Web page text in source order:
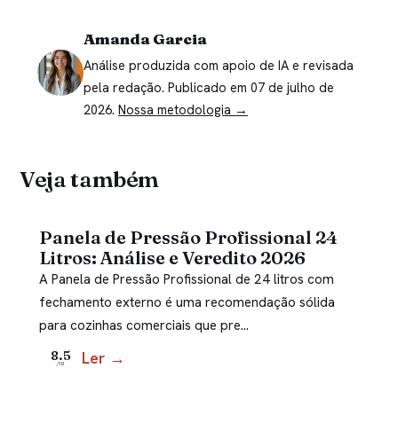
Amanda Garcia
Análise produzida com apoio de IA e revisada
pela redação. Publicado em 07 de julho de
2026. Nossa metodologia →
Veja também
Panela de Pressão Profissional 24
Litros: Análise e Veredito 2026
A Panela de Pressão Profissional de 24 litros com
fechamento externo é uma recomendação sólida
para cozinhas comerciais que pre…
8.5
/10 Ler →